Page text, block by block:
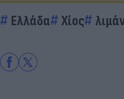
Ελλάδα Χίος